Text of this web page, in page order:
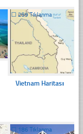
☐ 259 Tıklanma
Vietnam Haritası
☐ 186 Tıklanma